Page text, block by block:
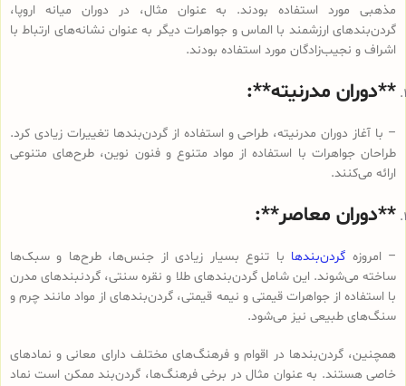
مذهبی مورد استفاده بودند. به عنوان مثال، در دوران میانه اروپا،
گردن‌بندهای ارزشمند با الماس و جواهرات دیگر به عنوان نشانه‌های ارتباط با
اشراف و نجیب‌زادگان مورد استفاده بودند.
**دوران مدرنیته**:
– با آغاز دوران مدرنیته، طراحی و استفاده از گردن‌بندها تغییرات زیادی کرد.
طراحان جواهرات با استفاده از مواد متنوع و فنون نوین، طرح‌های متنوعی
ارائه می‌کنند.
**دوران معاصر**:
– امروزه گردن‌بندها با تنوع بسیار زیادی از جنس‌ها، طرح‌ها و سبک‌ها
ساخته می‌شوند. این شامل گردن‌بندهای طلا و نقره سنتی، گردنبندهای مدرن
با استفاده از جواهرات قیمتی و نیمه قیمتی، گردن‌بندهای از مواد مانند چرم و
سنگ‌های طبیعی نیز می‌شود.
همچنین، گردن‌بندها در اقوام و فرهنگ‌های مختلف دارای معانی و نمادهای
خاصی هستند. به عنوان مثال در برخی فرهنگ‌ها، گردن‌بند ممکن است نماد